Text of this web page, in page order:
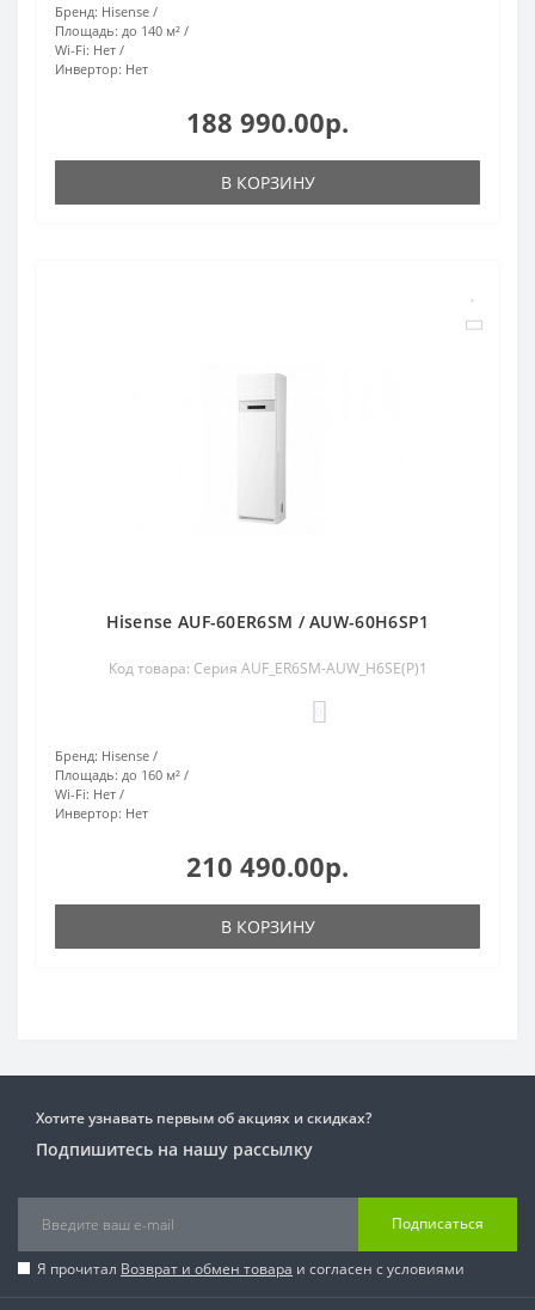
Бренд: Hisense
Площадь: до 140 м²
Wi-Fi: Нет
Инвертор: Нет
188 990.00р.
В КОРЗИНУ
Hisense AUF-60ER6SM / AUW-60H6SP1
Код товара: Серия AUF_ER6SM-AUW_H6SE(P)1
Бренд: Hisense
Площадь: до 160 м²
Wi-Fi: Нет
Инвертор: Нет
210 490.00р.
В КОРЗИНУ
Хотите узнавать первым об акциях и скидках?
Подпишитесь на нашу рассылку
Подписаться
Я прочитал Возврат и обмен товара и согласен с условиями